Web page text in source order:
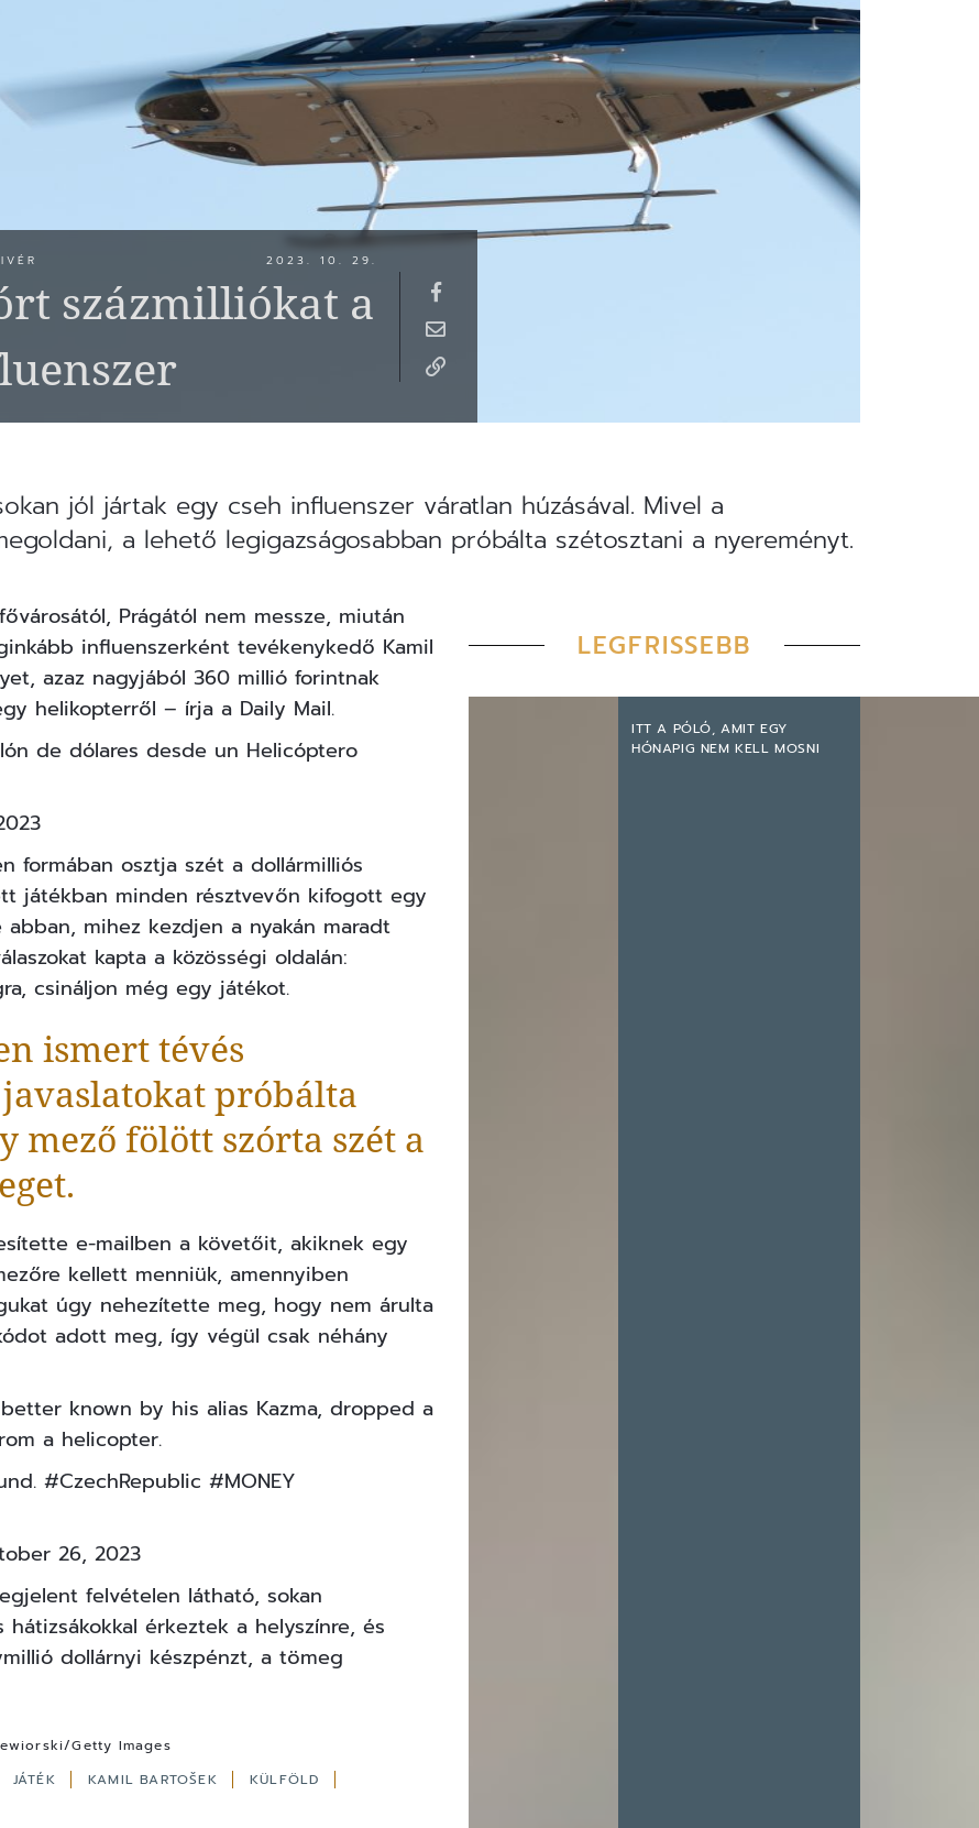
2023. 10. 29.
százmilliókat a
jól jártak egy cseh influenszer váratlan húzásával. Mivel a
a lehető legigazságosabban próbálta szétosztani a nyereményt.
Prágától nem messze, miután
influenszerként tevékenykedő Kamil
azaz nagyjából 360 millió forintnak
helikopterről – írja a Daily Mail.
de dólares desde un Helicóptero
formában osztja szét a dollármilliós
játékban minden résztvevőn kifogott egy
mihez kezdjen a nyakán maradt
kapta a közösségi oldalán:
csináljon még egy játékot.
ismert tévés
javaslatokat próbálta
mező fölött szórta szét a
e-mailben a követőit, akiknek egy
kellett menniük, amennyiben
úgy nehezítette meg, hogy nem árulta
adott meg, így végül csak néhány
known by his alias Kazma, dropped a
a helicopter.
#CzechRepublic #MONEY
26, 2023
felvételen látható, sokan
érkeztek a helyszínre, és
dollárnyi készpénzt, a tömeg
Getty Images
JÁTÉK KAMIL BARTOŠEK
KÜLFÖLD
LEGFRISSEBB
ITT A PÓLÓ, AMIT EGY
HÓNAPIG NEM KELL MOSNI